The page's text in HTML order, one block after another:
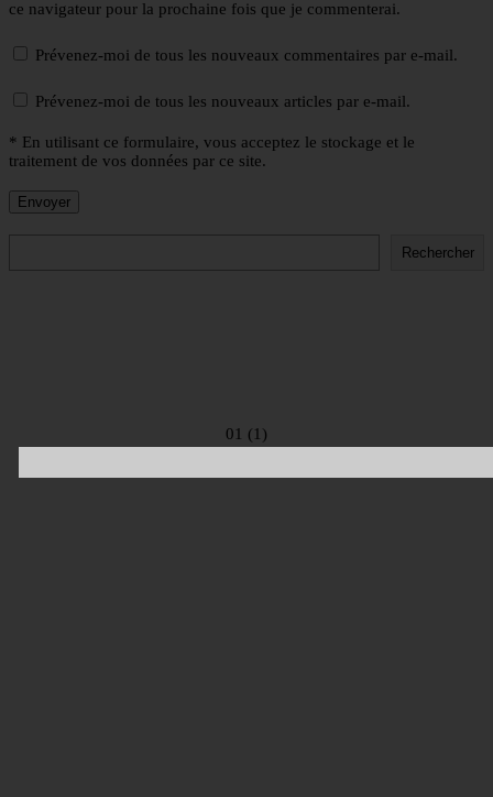
ce navigateur pour la prochaine fois que je commenterai.
Prévenez-moi de tous les nouveaux commentaires par e-mail.
Prévenez-moi de tous les nouveaux articles par e-mail.
* En utilisant ce formulaire, vous acceptez le stockage et le
traitement de vos données par ce site.
Rechercher
01 (1)